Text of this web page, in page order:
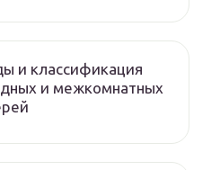
и классификация
и межкомнатных